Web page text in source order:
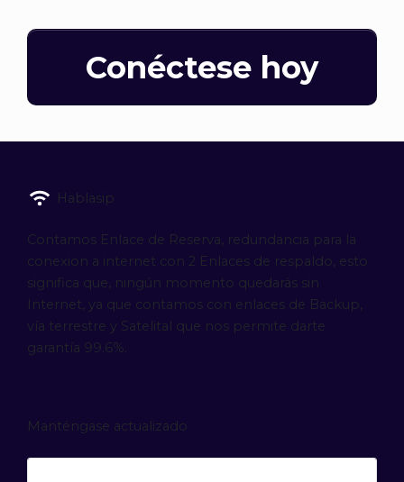
Conéctese hoy
Hablasip
Contamos Enlace de Reserva, redundancia para la
conexion a internet con 2 Enlaces de respaldo, esto
significa que, ningún momento quedarás sin
Internet, ya que contamos con enlaces de Backup,
vía terrestre y Satelital que nos permite darte
garantía 99.6%.
Manténgase actualizado